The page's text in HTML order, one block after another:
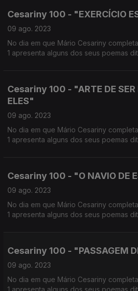
Cesariny 100 - "EXERCÍCIO
09 ago. 2023
No dia em que Mário Cesariny
1 apresenta alguns dos seus poemas
Cesariny 100 - "ARTE DE SER
ELES"
09 ago. 2023
No dia em que Mário Cesariny
1 apresenta alguns dos seus poemas
Cesariny 100 - "O NAVIO DE
09 ago. 2023
No dia em que Mário Cesariny
1 apresenta alguns dos seus poemas
Cesariny 100 - "PASSAGEM
09 ago. 2023
No dia em que Mário Cesariny
1 apresenta alguns dos seus poemas